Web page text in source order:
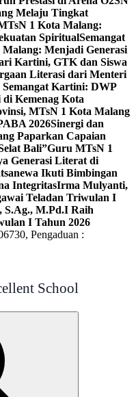
Melaju Tingkat
1 Kota Malang:
SpiritualSemangat
Menjadi Generasi
Kartini, GTK dan Siswa
Literasi dari Menteri
Kartini: DWP
Kemenag Kota
MTsN 1 Kota Malang
2026Sinergi dan
Paparkan Capaian
Bali”Guru MTsN 1
Generasi Literat di
Ikuti Bimbingan
IntegritasIrma Mulyanti,
Teladan Triwulan I
S.Ag., M.Pd.I Raih
I Tahun 2026
Pengaduan :
School